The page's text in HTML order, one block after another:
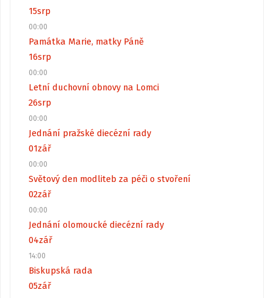
15srp
00:00
Památka Marie, matky Páně
16srp
00:00
Letní duchovní obnovy na Lomci
26srp
00:00
Jednání pražské diecézní rady
01zář
00:00
Světový den modliteb za péči o stvoření
02zář
00:00
Jednání olomoucké diecézní rady
04zář
14:00
Biskupská rada
05zář